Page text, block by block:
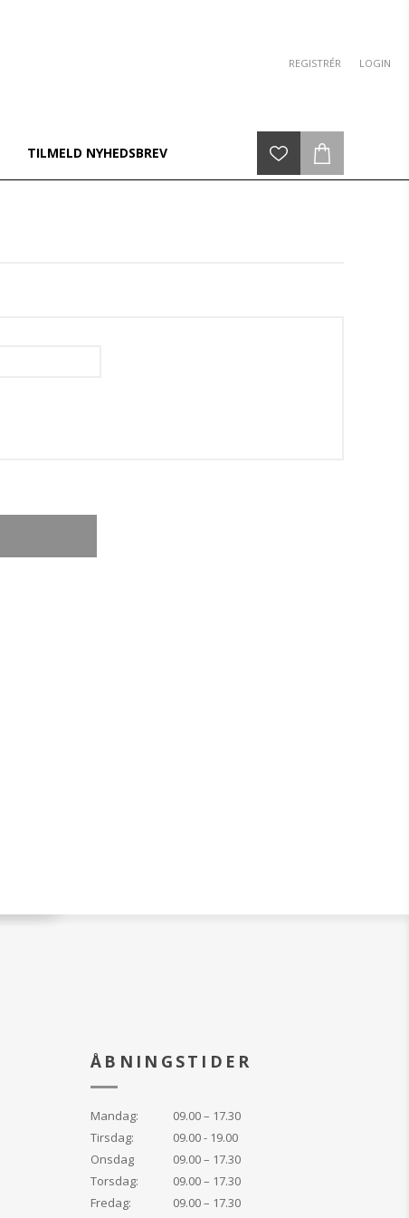
REGISTRÉR LOGIN
TILMELD NYHEDSBREV
ÅBNINGSTIDER
Mandag:
09.00 – 17.30
Tirsdag:
09.00 - 19.00
Onsdag
09.00 – 17.30
Torsdag:
09.00 – 17.30
Fredag:
09.00 – 17.30